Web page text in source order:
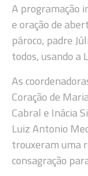
A programação
e oração de
pároco, padre
todos, usando a
As
Coração de
Cabral e Inácia
Luiz Antonio
trouxeram uma
consagração